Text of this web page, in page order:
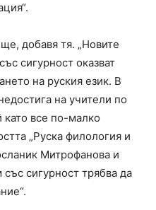
добавя тя. „Новите
сигурност оказват
на руския език. В
на учители по
като все по-малко
„Руска филология и
Митрофанова и
сигурност трябва да